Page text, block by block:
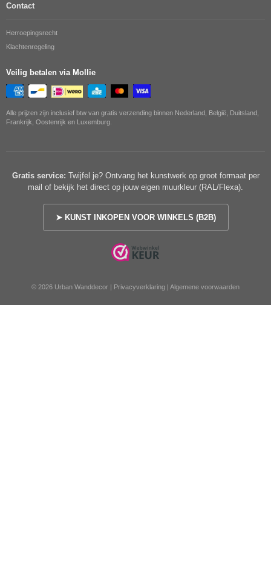
Contact
Herroepingsrecht
Klachtenregeling
Veilig betalen via Mollie
Alle prijzen zijn inclusief btw van gratis verzending binnen Nederland, België, Duitsland,
Frankrijk, Oostenrijk en Luxemburg.
Gratis service: Twijfel je? Ontvang het kunstwerk op groot formaat per
mail of bekijk het direct op jouw eigen muurkleur (RAL/Flexa).
➤ KUNST INKOPEN VOOR WINKELS (B2B)
© 2026 Urban Wanddecor | Privacyverklaring | Algemene voorwaarden